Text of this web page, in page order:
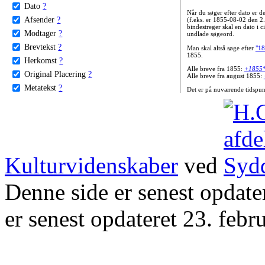
Dato ?
Afsender ?
Modtager ?
Brevtekst ?
Herkomst ?
Original Placering ?
Metatekst ?
Når du søger efter dato er
(f.eks. er 1855-08-02 den
bindestreger skal en dato i
undlade søgeord.
Man skal altså søge efter
1855.
Alle breve fra 1855:
Alle breve fra august 1855:
Det er på nuværende
Kulturvidenskaber ved
Denne side er senest
er senest opdateret 23.